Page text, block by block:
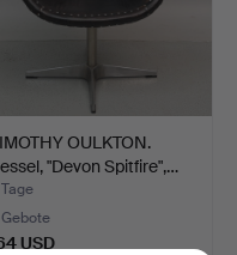
OULKTON.
"Devon Spitfire",…
USD